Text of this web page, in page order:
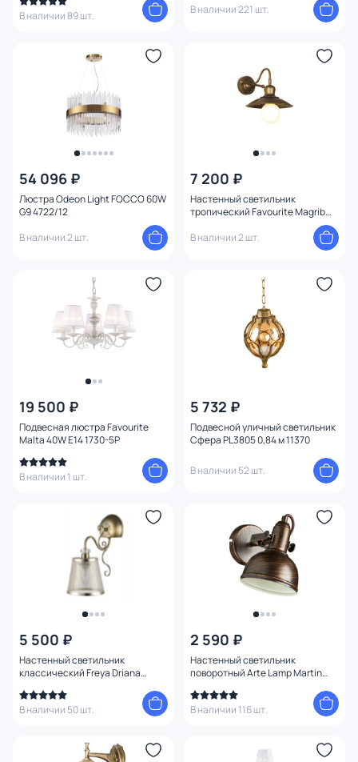
В наличии 89 шт. В наличии 221 шт.
54 096 ₽
Люстра Odeon Light FOCCO 60W
G9 4722/12
В наличии 2 шт.
7 200 ₽
Настенный светильник
тропический Favourite Magrib
В наличии 2 шт.
19 500 ₽
Подвесная люстра Favourite
Malta 40W E14 1730-5P
В наличии 1 шт.
5 732 ₽
Подвесной уличный светильник
Сфера PL3805 0,84 м 11370
В наличии 52 шт.
5 500 ₽
Настенный светильник
классический Freya Driana
В наличии 50 шт.
2 590 ₽
Настенный светильник
поворотный Arte Lamp Martin
В наличии 116 шт.